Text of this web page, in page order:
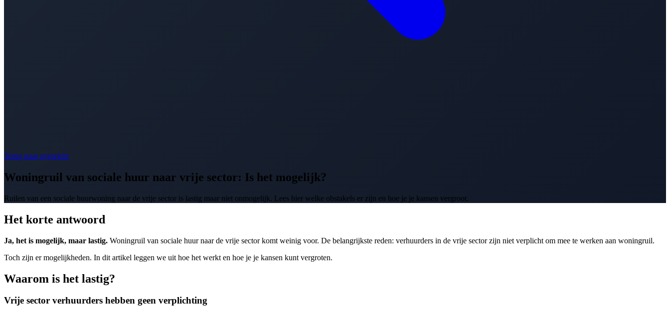
Terug naar overzicht
Woningruil van sociale huur naar vrije sector: Is het mogelijk?
Ruilen van een sociale huurwoning naar de vrije sector is lastig maar niet onmogelijk. Lees hier welke obstakels er zijn en hoe je je kansen vergroot.
Het korte antwoord
Ja, het is mogelijk, maar lastig. Woningruil van sociale huur naar de vrije sector komt weinig voor. De belangrijkste reden: verhuurders in de vrije sector zijn niet verplicht om mee te werken aan woningruil.
Toch zijn er mogelijkheden. In dit artikel leggen we uit hoe het werkt en hoe je je kansen kunt vergroten.
Waarom is het lastig?
Vrije sector verhuurders hebben geen verplichting